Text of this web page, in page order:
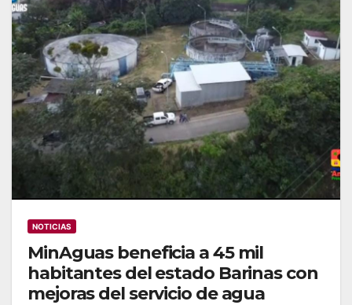
NOTICIAS
MinAguas beneficia a 45 mil
habitantes del estado Barinas con
mejoras del servicio de agua